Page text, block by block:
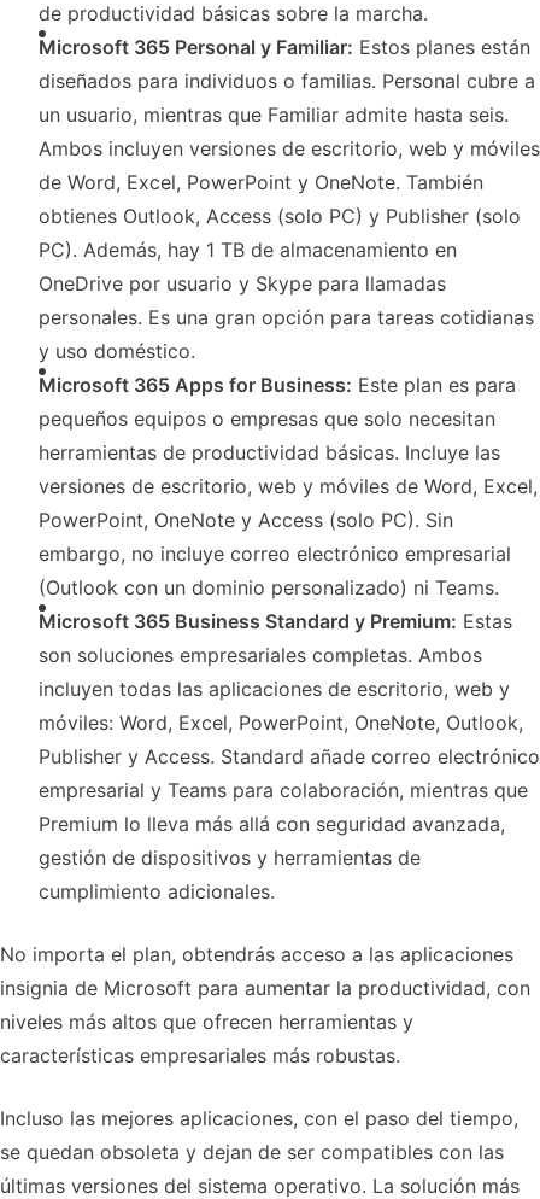
de productividad básicas sobre la marcha.
Microsoft 365 Personal y Familiar: Estos planes están
diseñados para individuos o familias. Personal cubre a
un usuario, mientras que Familiar admite hasta seis.
Ambos incluyen versiones de escritorio, web y móviles
de Word, Excel, PowerPoint y OneNote. También
obtienes Outlook, Access (solo PC) y Publisher (solo
PC). Además, hay 1 TB de almacenamiento en
OneDrive por usuario y Skype para llamadas
personales. Es una gran opción para tareas cotidianas
y uso doméstico.
Microsoft 365 Apps for Business: Este plan es para
pequeños equipos o empresas que solo necesitan
herramientas de productividad básicas. Incluye las
versiones de escritorio, web y móviles de Word, Excel,
PowerPoint, OneNote y Access (solo PC). Sin
embargo, no incluye correo electrónico empresarial
(Outlook con un dominio personalizado) ni Teams.
Microsoft 365 Business Standard y Premium: Estas
son soluciones empresariales completas. Ambos
incluyen todas las aplicaciones de escritorio, web y
móviles: Word, Excel, PowerPoint, OneNote, Outlook,
Publisher y Access. Standard añade correo electrónico
empresarial y Teams para colaboración, mientras que
Premium lo lleva más allá con seguridad avanzada,
gestión de dispositivos y herramientas de
cumplimiento adicionales.
No importa el plan, obtendrás acceso a las aplicaciones
insignia de Microsoft para aumentar la productividad, con
niveles más altos que ofrecen herramientas y
características empresariales más robustas.
Incluso las mejores aplicaciones, con el paso del tiempo,
se quedan obsoleta y dejan de ser compatibles con las
últimas versiones del sistema operativo. La solución más